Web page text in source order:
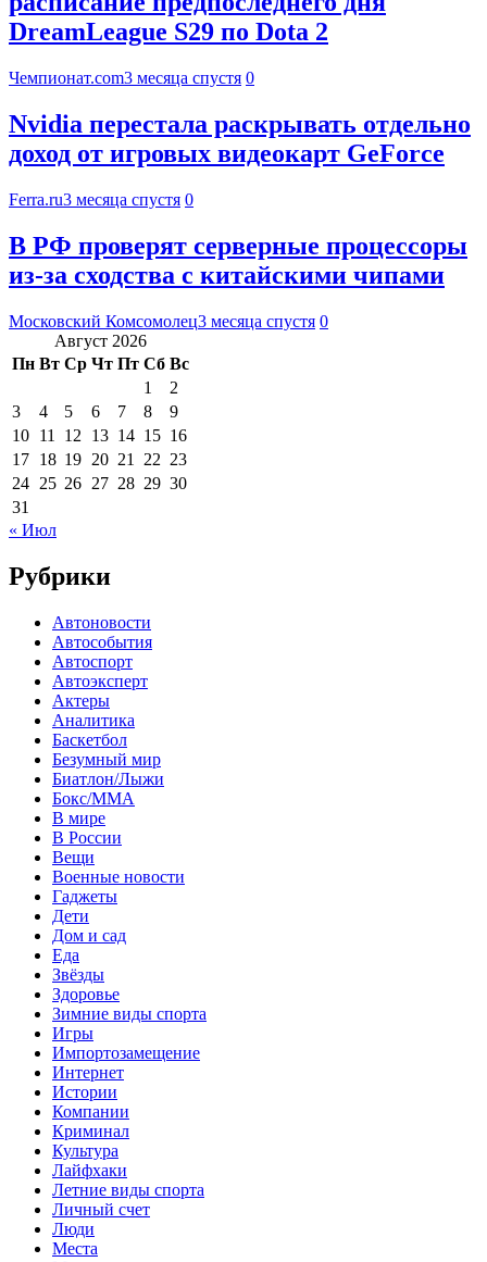
DreamLeague S29 по Dota 2
Чемпионат.com3 месяца спустя 0
Nvidia перестала раскрывать отдельно
доход от игровых видеокарт GeForce
Ferra.ru3 месяца спустя 0
В РФ проверят серверные процессоры
из-за сходства с китайскими чипами
Московский Комсомолец3 месяца спустя 0
Август 2026
Пн Вт Ср Чт Пт Сб Вс
1
2
3
4 5 6 7 8
9
10 11 12 13 14 15 16
17 18 19 20 21 22 23
24 25 26 27 28 29 30
31
« Июл
Рубрики
Автоновости
Автособытия
Автоспорт
Автоэксперт
Актеры
Аналитика
Баскетбол
Безумный мир
Биатлон/Лыжи
Бокс/MMA
В мире
В России
Вещи
Военные новости
Гаджеты
Дети
Дом и сад
Еда
Звёзды
Здоровье
Зимние виды спорта
Игры
Импортозамещение
Интернет
Истории
Компании
Криминал
Культура
Лайфхаки
Летние виды спорта
Личный счет
Люди
Места